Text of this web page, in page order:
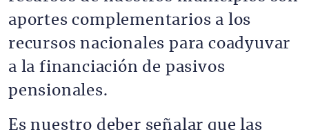
aportes complementarios a los
recursos nacionales para coadyuvar
a la financiación de pasivos
pensionales.
Es nuestro deber señalar que las